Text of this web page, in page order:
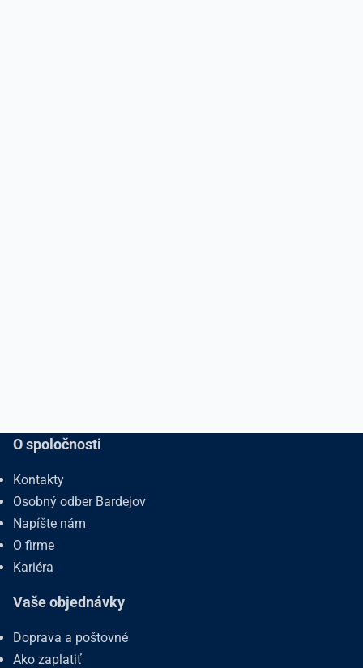
O spoločnosti
Kontakty
Osobný odber Bardejov
Napíšte nám
O firme
Kariéra
Vaše objednávky
Doprava a poštovné
Ako zaplatiť